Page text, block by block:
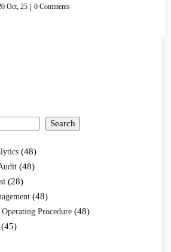
Oct, 25 0 Comments
Search
(48)
(48)
(28)
(48)
Operating Procedure (48)
(45)